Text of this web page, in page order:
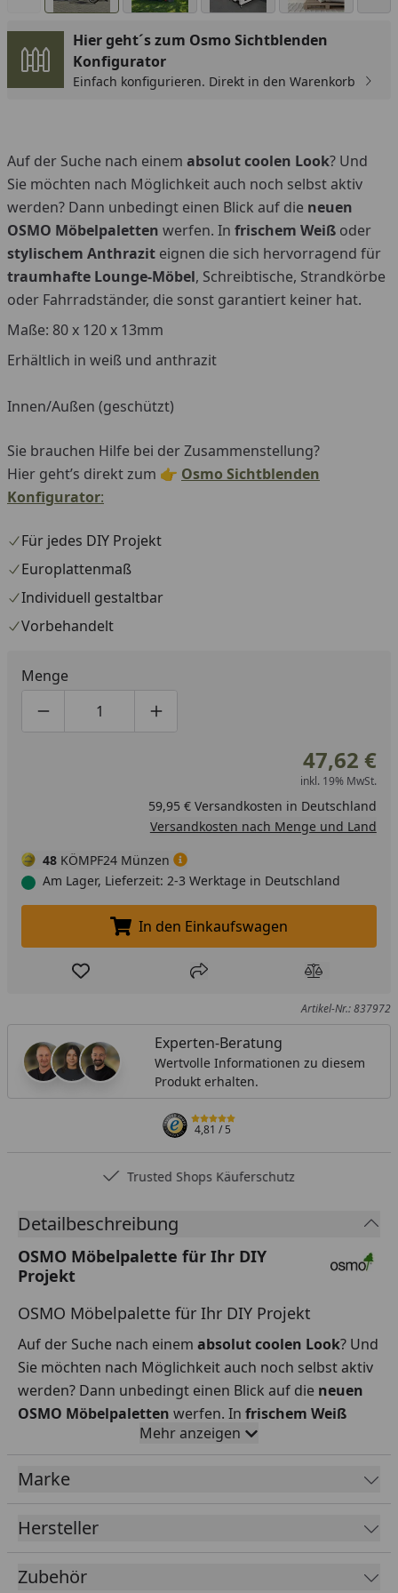
Hier geht´s zum Osmo Sichtblenden
Konfigurator
Einfach konfigurieren. Direkt in den Warenkorb
Auf der Suche nach einem absolut coolen Look? Und
Sie möchten nach Möglichkeit auch noch selbst aktiv
werden? Dann unbedingt einen Blick auf die neuen
OSMO Möbelpaletten werfen. In frischem Weiß oder
stylischem Anthrazit eignen die sich hervorragend für
traumhafte Lounge-Möbel, Schreibtische, Strandkörbe
oder Fahrradständer, die sonst garantiert keiner hat.
Maße: 80 x 120 x 13mm
Erhältlich in weiß und anthrazit
Innen/Außen (geschützt)
Sie brauchen Hilfe bei der Zusammenstellung?
Hier geht’s direkt zum 👉 Osmo Sichtblenden
Konfigurator:
Für jedes DIY Projekt
Europlattenmaß
Individuell gestaltbar
Vorbehandelt
Menge
Produktmenge um eins verringern
Produktmenge manuell eingeben
Produktmenge um eins erhöhen
47,62 €
inkl. 19% MwSt.
59,95 € Versandkosten in Deutschland
Versandkosten nach Menge und Land
48 KÖMPF24 Münzen
Am Lager, Lieferzeit: 2-3 Werktage in Deutschland
In den Einkaufswagen legen
In den Einkaufswagen
Produkt zur Wunschliste hinzufügen
Teilen Produkt
Artikel-Nr.: 837972
Experten-Beratung
Wertvolle Informationen zu diesem
Produkt erhalten.
4,81/ 5
Trusted Shops Käuferschutz
Detailbeschreibung
OSMO Möbelpalette für Ihr DIY
Projekt
OSMO Möbelpalette für Ihr DIY Projekt
Auf der Suche nach einem absolut coolen Look? Und
Sie möchten nach Möglichkeit auch noch selbst aktiv
werden? Dann unbedingt einen Blick auf die neuen
OSMO Möbelpaletten werfen. In frischem Weiß
stylischem Anthraziteignen die sich
hervorragend fürtraumhafte Lounge-Möbel,
Schreibtische, Strandkörbe oder Fahrradständer, die
sonst garantiert keiner hat.
Sie haben leider gerade keine Europalette übrig,
besser noch zwei, drei oder eigentlich gleich ganz
viele? Macht nichts, wir können natürlich
Mehr anzeigen
Marke
Hersteller
Zubehör